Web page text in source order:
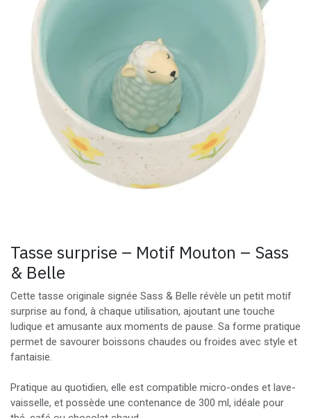
Tasse surprise – Motif Mouton – Sass
& Belle
Cette tasse originale signée Sass & Belle révèle un petit motif
surprise au fond, à chaque utilisation, ajoutant une touche
ludique et amusante aux moments de pause. Sa forme pratique
permet de savourer boissons chaudes ou froides avec style et
fantaisie.
Pratique au quotidien, elle est compatible micro-ondes et lave-
vaisselle, et possède une contenance de 300 ml, idéale pour